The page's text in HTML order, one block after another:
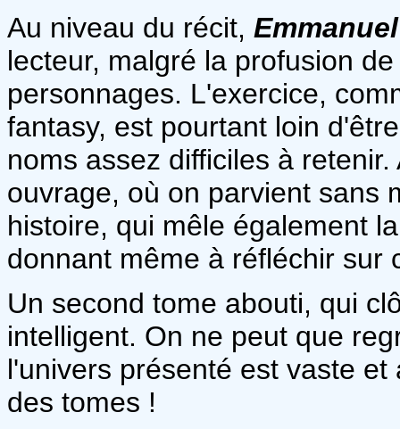
Au niveau du récit,
lecteur, malgré la profusion
personnages. L'exercice,
fantasy, est pourtant loin
noms assez difficiles à
ouvrage, où on parvient sans
histoire, qui mêle également
donnant même à réfléchir sur
Un second tome abouti, qui
intelligent. On ne peut que
l'univers présenté est vaste
des tomes !